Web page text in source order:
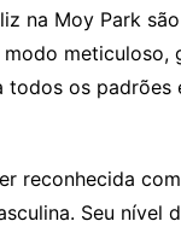
na Moy Park
meticuloso,
todos os padrões
reconhecida
Seu nível